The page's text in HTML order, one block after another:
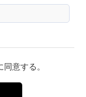
意する。